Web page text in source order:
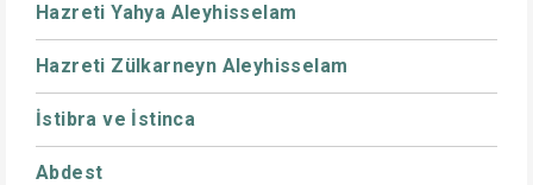
Hazreti Yahya Aleyhisselam
Hazreti Zülkarneyn Aleyhisselam
İstibra ve İstinca
Abdest